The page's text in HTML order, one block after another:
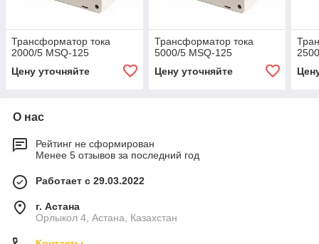
Трансформатор тока
2000/5 MSQ-125
Цену уточняйте
Трансформатор тока
5000/5 MSQ-125
Цену уточняйте
О нас
Рейтинг не сформирован
Менее 5 отзывов за последний год
Работает с 29.03.2022
г. Астана
Орлыкол 4, Астана, Казахстан